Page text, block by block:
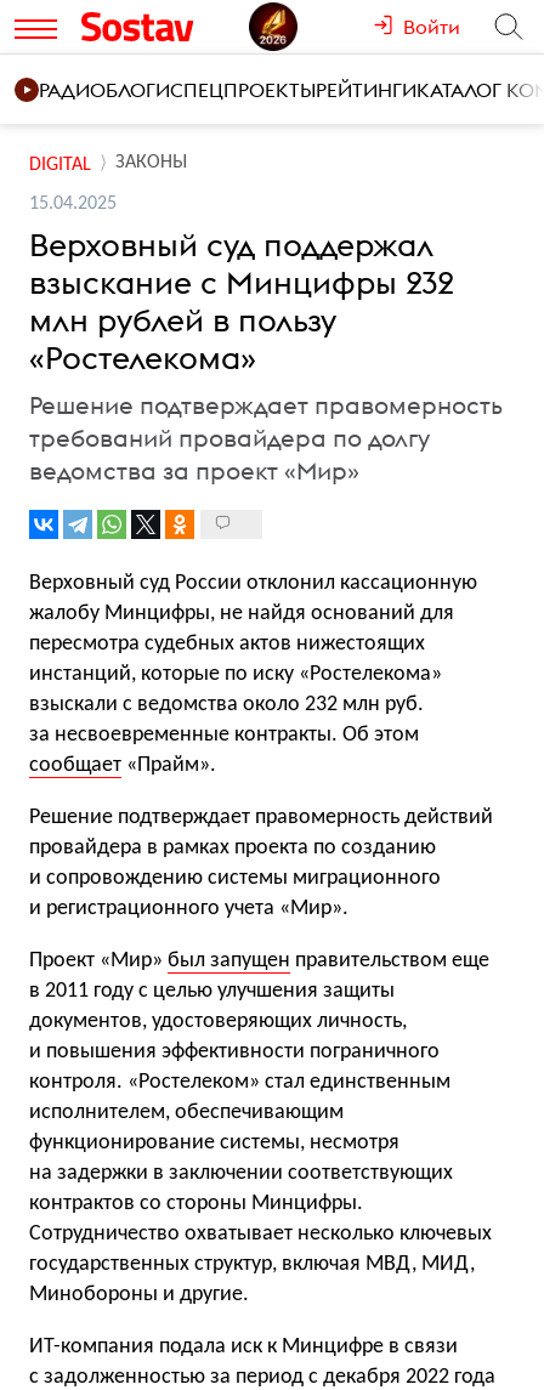
Войти
РАДИОБЛОГИСПЕЦПРОЕКТЫРЕЙТИНГИКАТАЛОГ
DIGITAL ЗАКОНЫ
15.04.2025
Верховный суд поддержал
взыскание с Минцифры 232
млн рублей в пользу
«Ростелекома»
Решение подтверждает правомерность
требований провайдера по долгу
ведомства за проект «Мир»
Верховный суд России отклонил кассационную
жалобу Минцифры, не найдя оснований для
пересмотра судебных актов нижестоящих
инстанций, которые по иску «Ростелекома»
взыскали с ведомства около 232 млн руб.
за несвоевременные контракты. Об этом
сообщает «Прайм».
Решение подтверждает правомерность действий
провайдера в рамках проекта по созданию
и сопровождению системы миграционного
и регистрационного учета «Мир».
Проект «Мир» был запущен правительством еще
в 2011 году с целью улучшения защиты
документов, удостоверяющих личность,
и повышения эффективности пограничного
контроля. «Ростелеком» стал единственным
исполнителем, обеспечивающим
функционирование системы, несмотря
на задержки в заключении соответствующих
контрактов со стороны Минцифры.
Сотрудничество охватывает несколько ключевых
государственных структур, включая МВД, МИД,
Минобороны и другие.
ИТ-компания подала иск к Минцифре в связи
с задолженностью за период с декабря 2022 года